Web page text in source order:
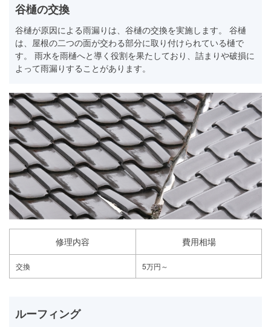
谷樋の交換
谷樋が原因による雨漏りは、谷樋の交換を実施します。 谷樋
は、屋根の二つの面が交わる部分に取り付けられている樋で
す。 雨水を雨樋へと導く役割を果たしており、詰まりや破損に
よって雨漏りすることがあります。
修理内容 費用相場
交換 5万円～
ルーフィング